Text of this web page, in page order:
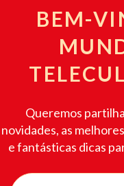
BEM-
Queremos
novidades, as
e fantásticas dicas